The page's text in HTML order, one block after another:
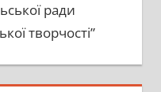
ради
творчості”